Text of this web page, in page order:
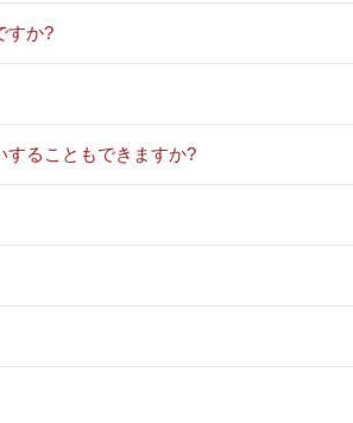
すか?
することもできますか?